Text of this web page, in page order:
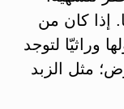
إذا كان من
وراثيّا لتوجد
مثل الزبد